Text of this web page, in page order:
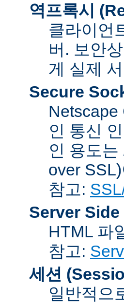
역프록시
클라이언
버. 보안
게 실제
Secure
Netscape
인 통신
인 용도는
over
참고:
Server
HTML 파
참고:
세션
일반적으